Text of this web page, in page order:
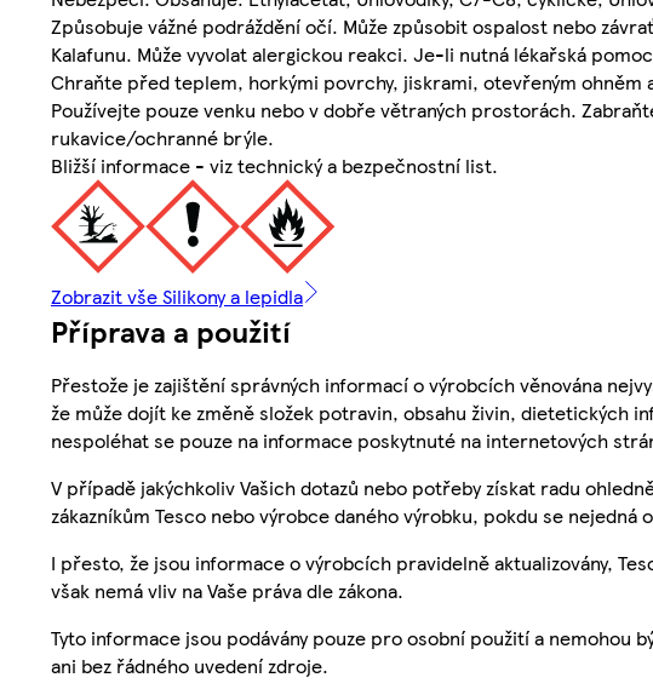
Způsobuje vážné podráždění očí. Může způsobit ospalost nebo
Kalafunu. Může vyvolat alergickou reakci. Je-li nutná lékařská
Chraňte před teplem, horkými povrchy, jiskrami, otevřeným ohněm
Používejte pouze venku nebo v dobře větraných prostorách.
rukavice/ochranné brýle.
Bližší informace - viz technický a bezpečnostní list.
Zobrazit vše Silikony a lepidla
Příprava a použití
Přestože je zajištění správných informací o výrobcích věnována
že může dojít ke změně složek potravin, obsahu živin, dietetických
nespoléhat se pouze na informace poskytnuté na internetových
V případě jakýchkoliv Vašich dotazů nebo potřeby získat radu
zákazníkům Tesco nebo výrobce daného výrobku, pokdu se nejedná
I přesto, že jsou informace o výrobcích pravidelně aktualizovány,
však nemá vliv na Vaše práva dle zákona.
Tyto informace jsou podávány pouze pro osobní použití a nemohou
ani bez řádného uvedení zdroje.